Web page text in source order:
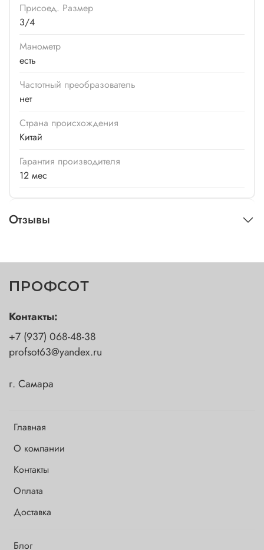
Присоед. Размер
3/4
Манометр
есть
Частотный преобразователь
нет
Страна происхождения
Китай
Гарантия производителя
12 мес
Отзывы
ПРОФСОТ
Главная
О компании
Контакты
Оплата
Доставка
Блог
Контакты:
+7 (937) 068-48-38
profsot63@yandex.ru
г. Самара